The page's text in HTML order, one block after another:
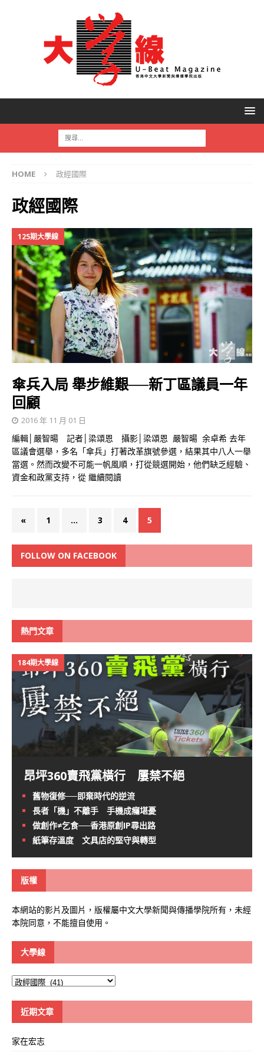
HOME 政經國際
政經國際
125期大學線
傘兵入局 舉步維艱──新丁區議員一年
回顧
2016 年 11 月 01 日
編輯│嚴智暘 記者│梁頌恩 攝影│梁頌恩 嚴智暘 余卓希 去年
區議會選舉，多名「傘兵」打著改革旗號參選，結果其中八人一舉
當選。然而改變不可能一帆風順，打從競選開始，他們缺乏經驗、
資金和政黨支持，從 繼續閱讀
« 1 ... 3 4 5
FOLLOW ON FACEBOOK
熱門文章
184期大學線
昂坪360賣飛黨橫行 屢禁不絕
舊物復修──即棄時代的逆流
長者「機」不離手 手機成癮堪憂
做創作≠乞食──香港原創IP尋出路
紙筆存溫度 文具店的堅守與轉型
版權
本網站的影片及圖片，版權屬中文大學新聞與傳播學院所有，未經
本院同意，不能擅自使用。
大學線
大
近期文章
家在宏志